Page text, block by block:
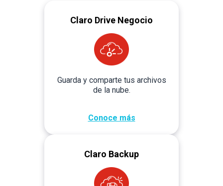
Solicitar
Claro Drive Negocio
Guarda y comparte tus archivos
de la nube.
Conoce más
Claro Backup